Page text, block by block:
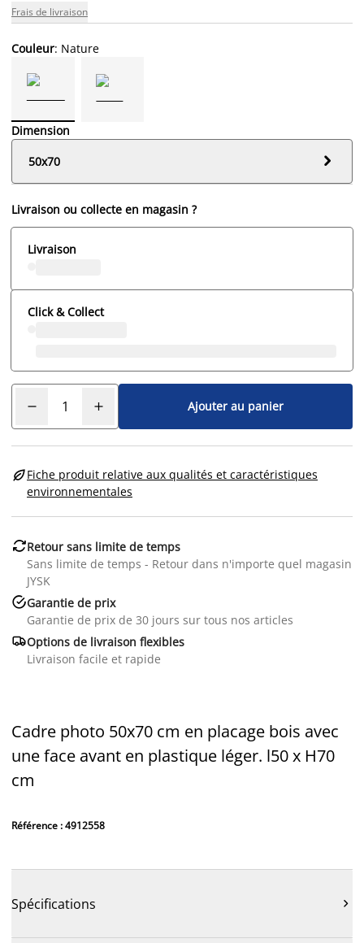
Frais de livraison
Couleur: Nature
Dimension
50x70

Livraison ou collecte en magasin ?
Livraison
Click & Collect
Ajouter au panier
Fiche produit relative aux qualités et caractéristiques
environnementales
Retour sans limite de temps
Sans limite de temps - Retour dans n'importe quel magasin
JYSK
Garantie de prix
Garantie de prix de 30 jours sur tous nos articles
Options de livraison flexibles
Livraison facile et rapide
Cadre photo 50x70 cm en placage bois avec
une face avant en plastique léger. l50 x H70
cm
Référence : 4912558
Spécifications 